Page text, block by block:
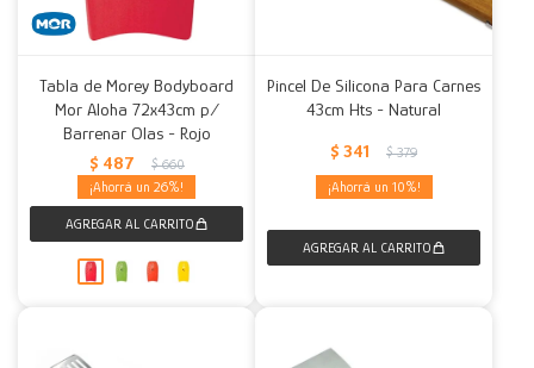
Tabla de Morey Bodyboard
Mor Aloha 72x43cm p/
Barrenar Olas - Rojo
$ 487 $ 660
26
Pincel De Silicona Para Carnes
43cm Hts - Natural
$ 341 $ 379
10